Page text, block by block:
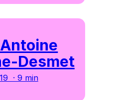
Desmet
· 9 min